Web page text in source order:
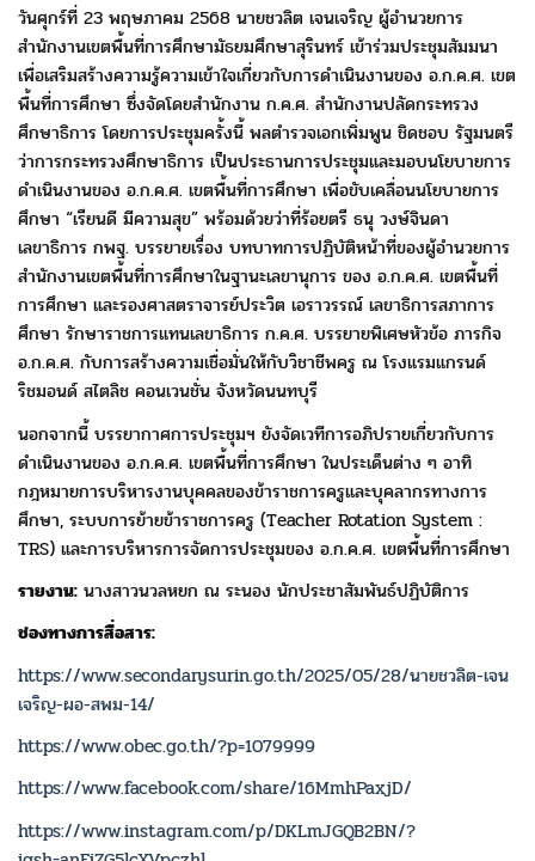
วันศุกร์ที่ 23 พฤษภาคม 2568 นายชวลิต เจนเจริญ ผู้อำนวยการ
สำนักงานเขตพื้นที่การศึกษามัธยมศึกษาสุรินทร์ เข้าร่วมประชุมสัมมนา
เพื่อเสริมสร้างความรู้ความเข้าใจเกี่ยวกับการดำเนินงานของ อ.ก.ค.ศ. เขต
พื้นที่การศึกษา ซึ่งจัดโดยสำนักงาน ก.ค.ศ. สำนักงานปลัดกระทรวง
ศึกษาธิการ โดยการประชุมครั้งนี้พลตำรวจเอกเพิ่มพูน ชิดชอบ รัฐมนตรี
ว่าการกระทรวงศึกษาธิการ เป็นประธานการประชุมและมอบนโยบายการ
ดำเนินงานของ อ.ก.ค.ศ. เขตพื้นที่การศึกษาเพื่อขับเคลื่อนนโยบายการ
ศึกษา “เรียนดี มีความสุข” พร้อมด้วยว่าที่ร้อยตรี ธนุ วงษ์จินดา
เลขาธิการ กพฐ. บรรยายเรื่อง บทบาทการปฏิบัติหน้าที่ของผู้อำนวยการ
สำนักงานเขตพื้นที่การศึกษาในฐานะเลขานุการ ของ อ.ก.ค.ศ.เขตพื้นที่
การศึกษา และรองศาสตราจารย์ประวิต เอราวรรณ์ เลขาธิการสภาการ
ศึกษา รักษาราชการแทนเลขาธิการ ก.ค.ศ. บรรยายพิเศษหัวข้อ ภารกิจ
อ.ก.ค.ศ. กับการสร้างความเชื่อมั่นให้กับวิชาชีพครู ณ โรงแรมแกรนด์
ริชมอนด์ สไตลิช คอนเวนชั่น จังหวัดนนทบุรี
นอกจากนี้ บรรยากาศการประชุมฯ ยังจัดเวทีการอภิปรายเกี่ยวกับการ
ดำเนินงานของ อ.ก.ค.ศ. เขตพื้นที่การศึกษา ในประเด็นต่าง ๆ อาทิ
กฎหมายการบริหารงานบุคคลของข้าราชการครูและบุคลากรทางการ
ศึกษา, ระบบการย้ายข้าราชการครู(Teacher Rotation System :
TRS) และการบริหารการจัดการประชุมของ อ.ก.ค.ศ.เขตพื้นที่การศึกษา
รายงาน: นางสาวนวลหยก ณ ระนอง นักประชาสัมพันธ์ปฏิบัติการ
ช่องทางการสื่อสาร:
https://www.secondarysurin.go.th/2025/05/28/นายชวลิต-เจน
เจริญ-ผอ-สพม-14/
https://www.obec.go.th/?p=1079999
https://www.facebook.com/share/16MmhPaxjD/
https://www.instagram.com/p/DKLmJGQB2BN/?